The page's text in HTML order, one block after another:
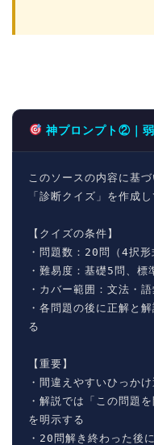
神プロンプト②｜
このソースの内容に基
「診断クイズ」を作成し
【クイズの条件】
・問題数：20問（4択形
・難易度：基礎5問、
・カバー範囲：文法・
・各問題の後に正解と
る
【重要】
・間違えやすいひっか
・解説では「この問題
を明示する
・20問解き終わった後